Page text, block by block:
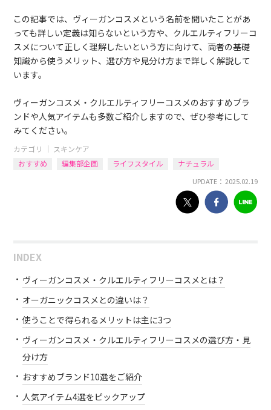
この記事では、ヴィーガンコスメという名前を聞いたことがあ
っても詳しい定義は知らないという方や、クルエルティフリーコ
スメについて正しく理解したいという方に向けて、両者の基礎
知識から使うメリット、選び方や見分け方まで詳しく解説して
います。
ヴィーガンコスメ・クルエルティフリーコスメのおすすめブラ
ンドや人気アイテムも多数ご紹介しますので、ぜひ参考にして
みてください。
カテゴリ ｜ スキンケア
おすすめ
編集部企画 ライフスタイル ナチュラル
UPDATE： 2025.02.19
INDEX
ヴィーガンコスメ・クルエルティフリーコスメとは？
オーガニックコスメとの違いは？
使うことで得られるメリットは主に3つ
ヴィーガンコスメ・クルエルティフリーコスメの選び方・見
分け方
おすすめブランド10選をご紹介
人気アイテム4選をピックアップ